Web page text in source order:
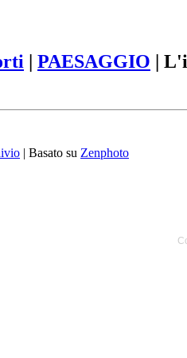
| PAESAGGIO |
| Basato su Zenphoto